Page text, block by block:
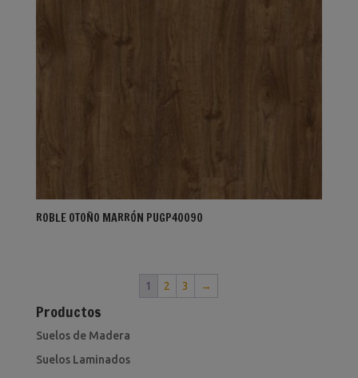
ROBLE OTOÑO MARRÓN PUGP40090
1 2 3 →
Productos
Suelos de Madera
Suelos Laminados